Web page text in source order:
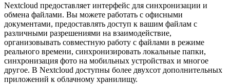
Nextcloud предоставляет интерфейс для синхронизации и
обмена файлами. Вы можете работать с офисными
документами, предоставлять доступ к вашим файлам с
различными разрешениями на взаимодействие,
организовывать совместную работу с файлами в режиме
реального времени, синхронизировать локальные папки,
синхронизация фото на мобильных устройствах и многое
другое. В Nextcloud доступны более двухсот дополнительных
приложений к облачному хранилищу.